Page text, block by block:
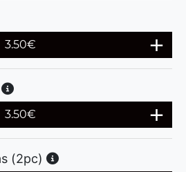
3.50€
3.50€
(2pc)